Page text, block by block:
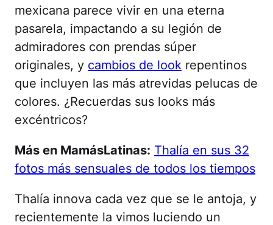
mexicana parece vivir en una eterna
pasarela, impactando a su legión de
admiradores con prendas súper
originales, y cambios de look repentinos
que incluyen las más atrevidas pelucas de
colores. ¿Recuerdas sus looks más
excéntricos?
Más en MamásLatinas: Thalía en sus 32
fotos más sensuales de todos los tiempos
Thalía innova cada vez que se le antoja, y
recientemente la vimos luciendo un